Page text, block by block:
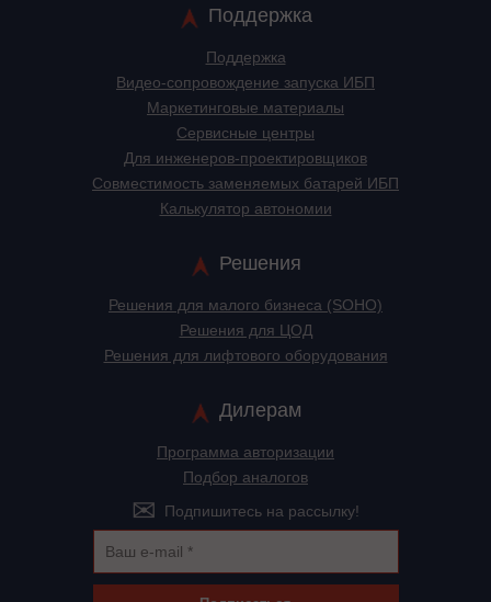
Поддержка
Поддержка
Видео-сопровождение запуска ИБП
Маркетинговые материалы
Сервисные центры
Для инженеров-проектировщиков
Cовместимость заменяемых батарей ИБП
Калькулятор автономии
Решения
Решения для малого бизнеса (SOHO)
Решения для ЦОД
Решения для лифтового оборудования
Дилерам
Программа авторизации
Подбор аналогов
Подпишитесь на рассылку!